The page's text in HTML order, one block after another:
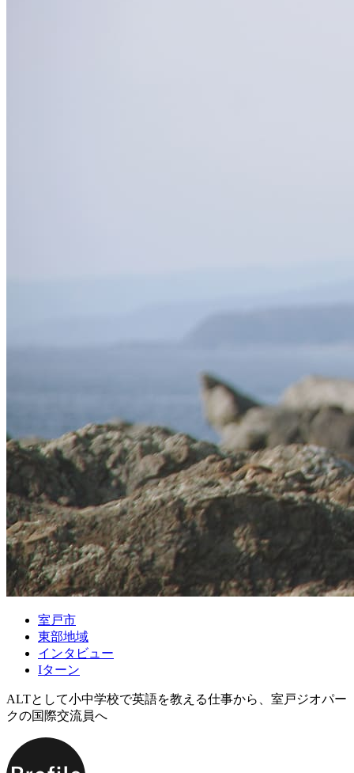
室戸市
東部地域
インタビュー
Iターン
ALTとして小中学校で英語を教える仕事から、室戸ジオパー
クの国際交流員へ